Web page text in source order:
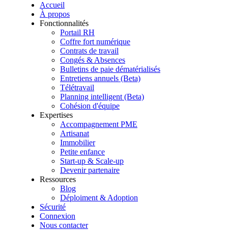
Accueil
À propos
Fonctionnalités
Portail RH
Coffre fort numérique
Contrats de travail
Congés & Absences
Bulletins de paie dématérialisés
Entretiens annuels (Beta)
Télétravail
Planning intelligent (Beta)
Cohésion d'équipe
Expertises
Accompagnement PME
Artisanat
Immobilier
Petite enfance
Start-up & Scale-up
Devenir partenaire
Ressources
Blog
Déploiment & Adoption
Sécurité
Connexion
Nous contacter